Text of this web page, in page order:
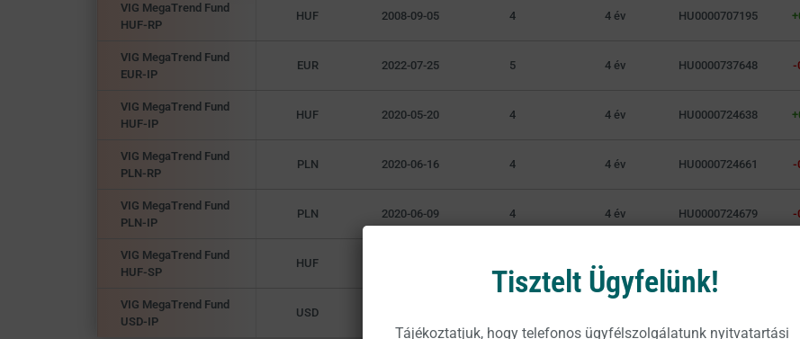
VIG MegaTrend Fund
HUF-RP
HUF 2008-09-05 4 4 év HU0000707195
VIG MegaTrend Fund
EUR-IP
EUR 2022-07-25 5 4 év HU0000737648 -
VIG MegaTrend Fund
HUF-IP
HUF 2020-05-20 4 4 év HU0000724638
VIG MegaTrend Fund
PLN-RP
PLN 2020-06-16 4 4 év HU0000724661 -
VIG MegaTrend Fund
PLN-IP
PLN 2020-06-09 4 4 év HU0000724679 -
VIG MegaTrend Fund
HUF-SP
HUF
VIG MegaTrend Fund
USD-IP
USD
Tisztelt Ügyfelünk!
Tájékoztatjuk, hogy telefonos ügyfélszolgálatunk nyitvatartási